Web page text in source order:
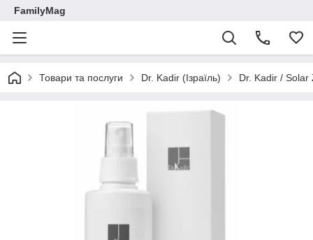
FamilyMag
Товари та послуги Dr. Kadir (Ізраїль) Dr. Kadir / Solar